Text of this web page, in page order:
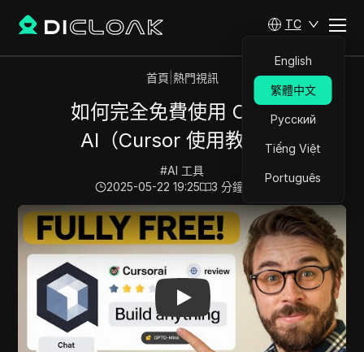
TC
English
繁體中文
Русский
Tiếng Việt
Português
首頁 熱門視訊
如何完全免費使用 Cursor
AI（Cursor 使用教程）
#AI 工具
2025-05-22 19:25
3 分鐘 閱讀
Play Video:如何完全免費使用 Cursor AI（Cursor 使用教